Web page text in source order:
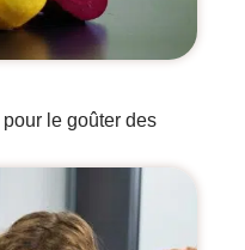
le goûter des